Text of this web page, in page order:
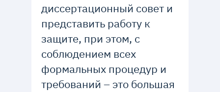
диссертационный совет и
представить работу к
защите, при этом, с
соблюдением всех
формальных процедур и
требований – это большая